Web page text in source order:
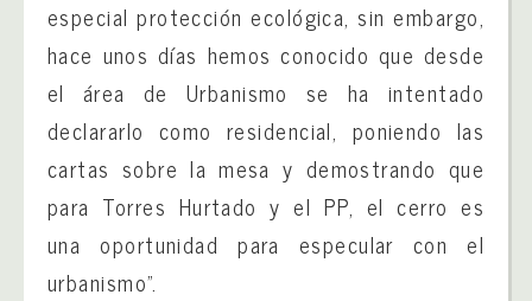
especial protección ecológica, sin embargo,
hace unos días hemos conocido que desde
el área de Urbanismo se ha intentado
declararlo como residencial, poniendo las
cartas sobre la mesa y demostrando que
para Torres Hurtado y el PP, el cerro es
una oportunidad para especular con el
urbanismo”.